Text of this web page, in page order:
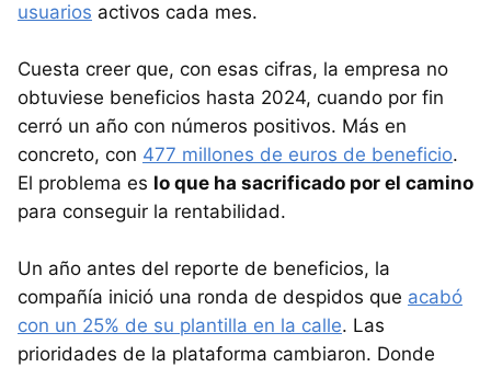
usuarios activos cada mes.
Cuesta creer que, con esas cifras, la empresa no
obtuviese beneficios hasta 2024, cuando por fin
cerró un año con números positivos. Más en
concreto, con 477 millones de euros de beneficio.
El problema es lo que ha sacrificado por el camino
para conseguir la rentabilidad.
Un año antes del reporte de beneficios, la
compañía inició una ronda de despidos que acabó
con un 25% de su plantilla en la calle. Las
prioridades de la plataforma cambiaron. Donde